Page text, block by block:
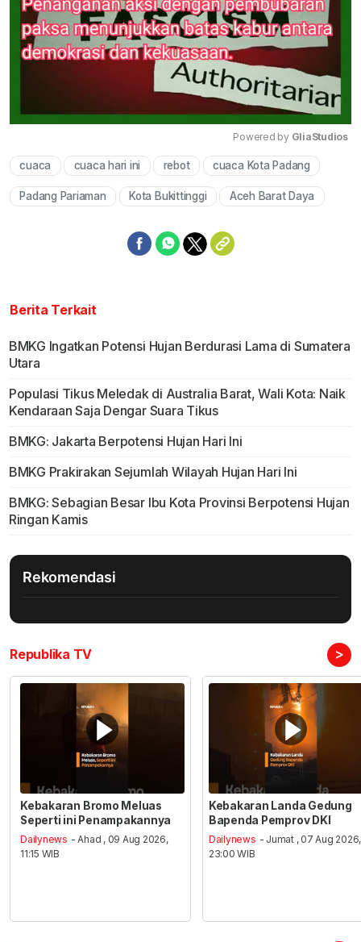
Mute
Powered by GliaStudios
cuaca cuaca hari ini rebot cuaca Kota Padang
Padang Pariaman Kota Bukittinggi Aceh Barat Daya
Berita Terkait
BMKG Ingatkan Potensi Hujan Berdurasi Lama di Sumatera
Utara
Populasi Tikus Meledak di Australia Barat, Wali Kota: Naik
Kendaraan Saja Dengar Suara Tikus
BMKG: Jakarta Berpotensi Hujan Hari Ini
BMKG Prakirakan Sejumlah Wilayah Hujan Hari Ini
BMKG: Sebagian Besar Ibu Kota Provinsi Berpotensi Hujan
Ringan Kamis
Rekomendasi
Republika TV >
Kebakaran Bromo Meluas
Seperti ini Penampakannya
Dailynews - Ahad , 09 Aug 2026,
11:15 WIB
Kebakaran Landa Gedung
Bapenda Pemprov DKI
Dailynews - Jumat , 07 Aug 2026,
23:00 WIB